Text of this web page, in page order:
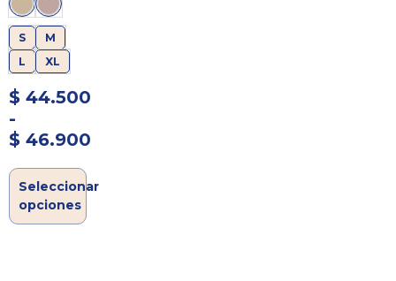
S
M
L
XL
$ 44.500
-
$ 46.900
Seleccionar
opciones